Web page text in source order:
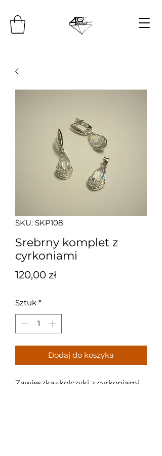
SKU: SKP108
Srebrny komplet z
cyrkoniami
120,00 złCena
Sztuk *
Dodaj do koszyka
Zawieszka+kolczyki z cyrkoniami